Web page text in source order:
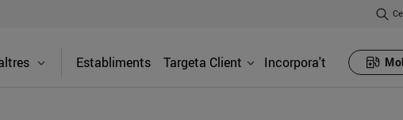
Establiments Targeta Client Incorpora't